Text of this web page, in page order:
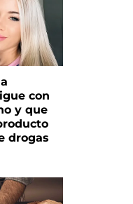
con
y que
drogas